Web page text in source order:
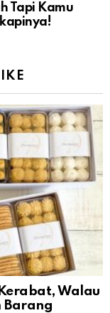
Tapi Kamu
Walau
Barang